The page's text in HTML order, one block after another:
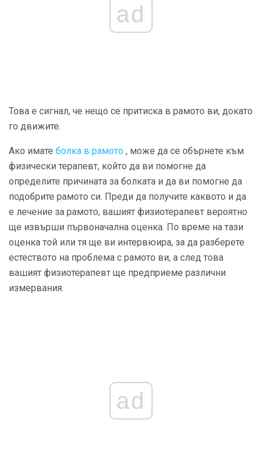
ad
Това е сигнал, че нещо се притиска в рамото ви, докато
го движите.
Ако имате болка в рамото , може да се обърнете към
физически терапевт, който да ви помогне да
определите причината за болката и да ви помогне да
подобрите рамото си. Преди да получите каквото и да
е лечение за рамото, вашият физиотерапевт вероятно
ще извърши първоначална оценка. По време на тази
оценка той или тя ще ви интервюира, за да разберете
естеството на проблема с рамото ви, а след това
вашият физиотерапевт ще предприеме различни
измервания.
ad